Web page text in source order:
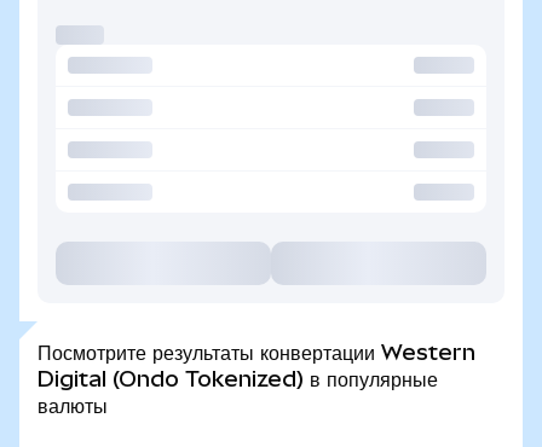
Посмотрите результаты конвертации Western
Digital (Ondo Tokenized) в популярные
валюты